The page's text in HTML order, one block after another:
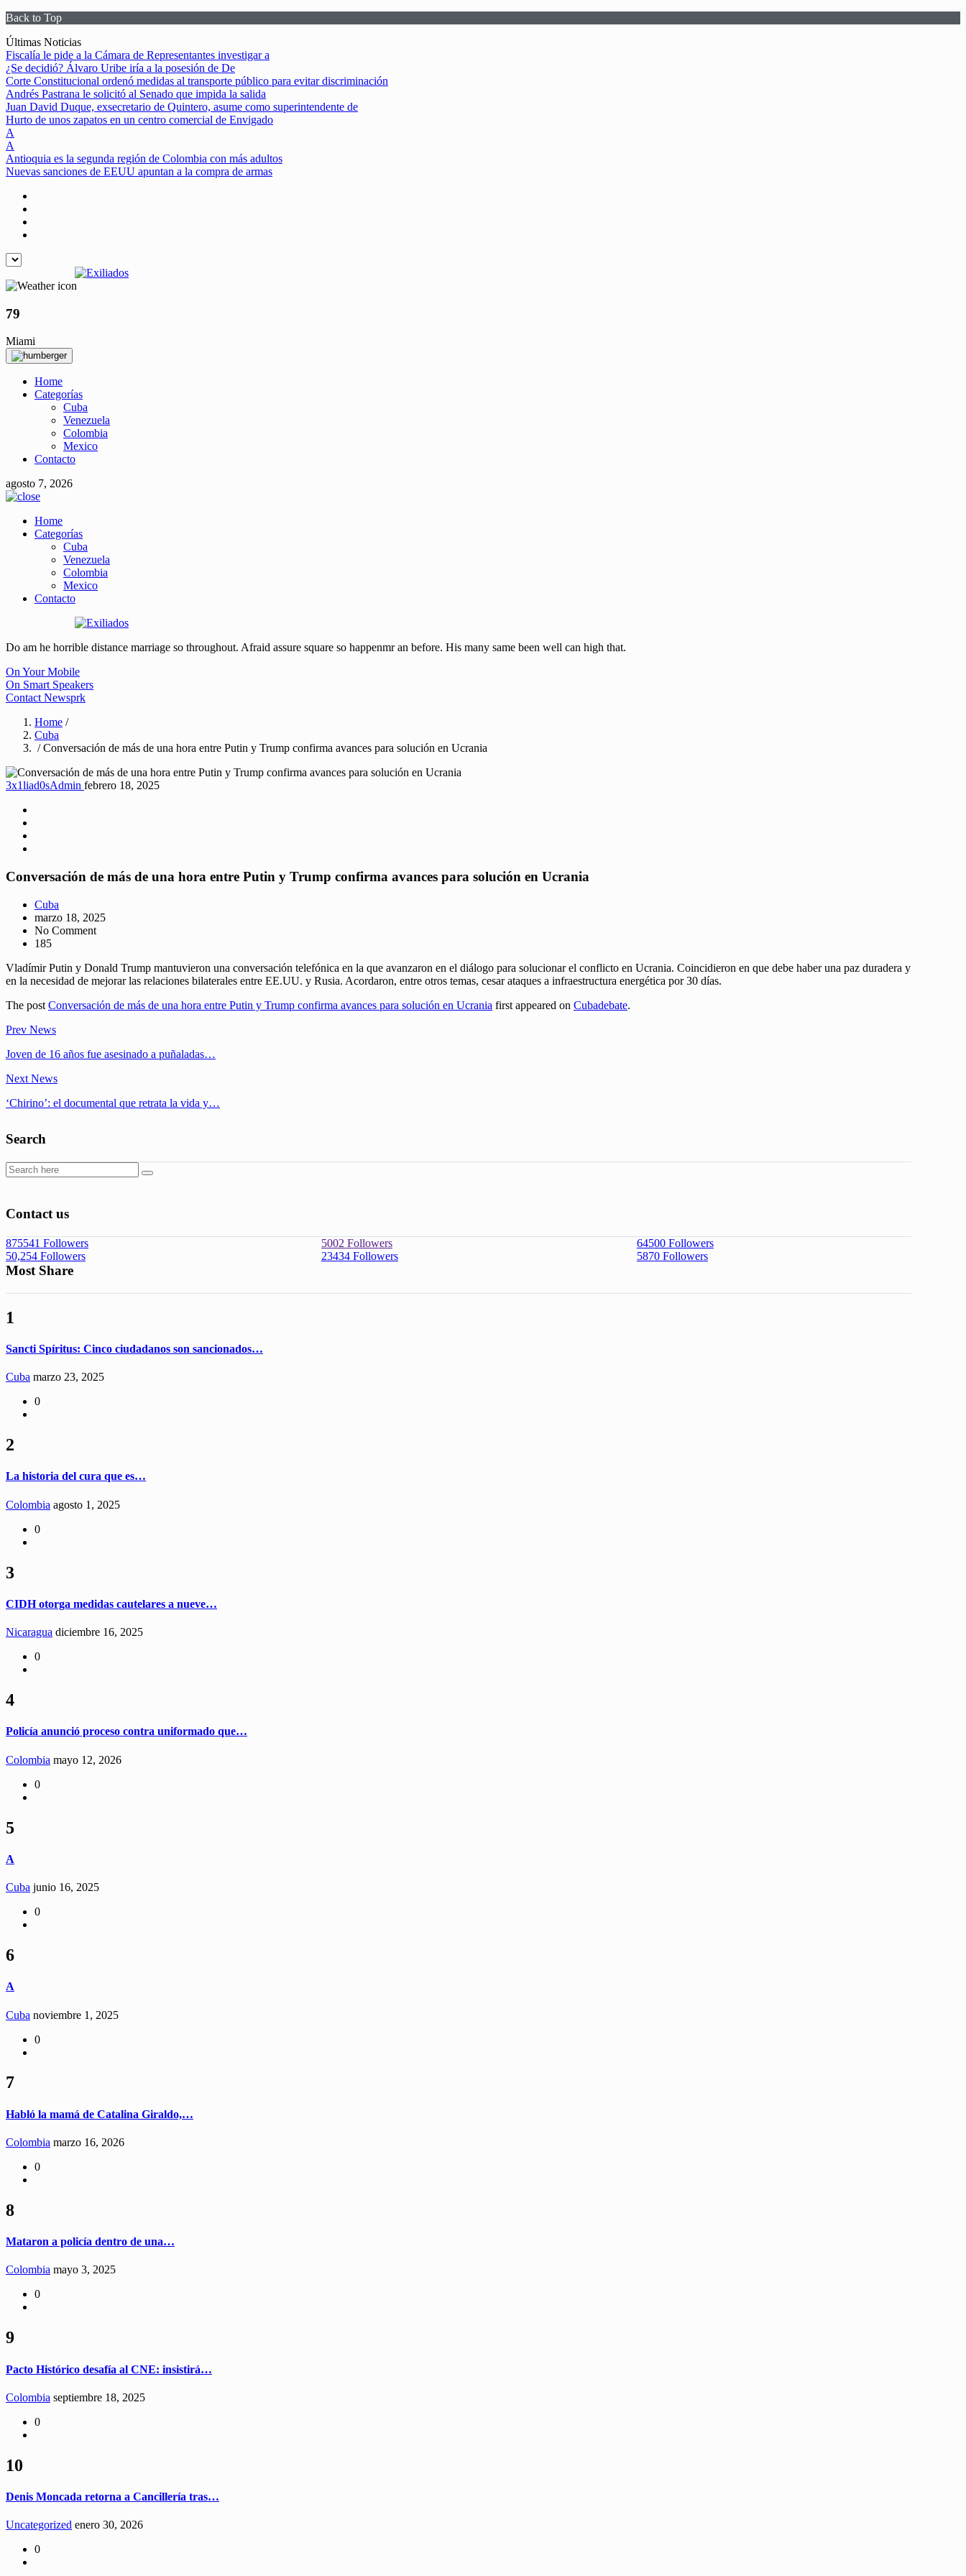
Back to Top
Skip
to
content
Últimas Noticias
Fiscalía le pide a la Cámara de Representantes investigar a
¿Se decidió? Álvaro Uribe iría a la posesión de De
Corte Constitucional ordenó medidas al transporte público para evitar discriminación
Andrés Pastrana le solicitó al Senado que impida la salida
Juan David Duque, exsecretario de Quintero, asume como superintendente de
Hurto de unos zapatos en un centro comercial de Envigado
A
A
Antioquia es la segunda región de Colombia con más adultos
Nuevas sanciones de EEUU apuntan a la compra de armas
79
Miami
Home
Categorías
Cuba
Venezuela
Colombia
Mexico
Contacto
agosto 7, 2026
Home
Categorías
Cuba
Venezuela
Colombia
Mexico
Contacto
Do am he horrible distance marriage so throughout. Afraid assure square so happenmr an before. His many same been well can high that.
On Your Mobile
On Smart Speakers
Contact Newsprk
Home /
Cuba
/ Conversación de más de una hora entre Putin y Trump confirma avances para solución en Ucrania
3x1liad0sAdmin febrero 18, 2025
Conversación de más de una hora entre Putin y Trump confirma avances para solución en Ucrania
Cuba
marzo 18, 2025
No Comment
185
Vladímir Putin y Donald Trump mantuvieron una conversación telefónica en la que avanzaron en el diálogo para solucionar el conflicto en Ucrania. Coincidieron en que debe haber una paz duradera y
en la necesidad de mejorar las relaciones bilaterales entre EE.UU. y Rusia. Acordaron, entre otros temas, cesar ataques a infraestructura energética por 30 días.
The post Conversación de más de una hora entre Putin y Trump confirma avances para solución en Ucrania first appeared on Cubadebate.
Prev News
Joven de 16 años fue asesinado a puñaladas…
Next News
‘Chirino’: el documental que retrata la vida y…
Search
Contact us
875541 Followers 5002 Followers 64500 Followers
50,254 Followers 23434 Followers 5870 Followers
Most Share
1
Sancti Spíritus: Cinco ciudadanos son sancionados…
Cuba marzo 23, 2025
0
2
La historia del cura que es…
Colombia agosto 1, 2025
0
3
CIDH otorga medidas cautelares a nueve…
Nicaragua diciembre 16, 2025
0
4
Policía anunció proceso contra uniformado que…
Colombia mayo 12, 2026
0
5
A
Cuba junio 16, 2025
0
6
A
Cuba noviembre 1, 2025
0
7
Habló la mamá de Catalina Giraldo,…
Colombia marzo 16, 2026
0
8
Mataron a policía dentro de una…
Colombia mayo 3, 2025
0
9
Pacto Histórico desafía al CNE: insistirá…
Colombia septiembre 18, 2025
0
10
Denis Moncada retorna a Cancillería tras…
Uncategorized enero 30, 2026
0